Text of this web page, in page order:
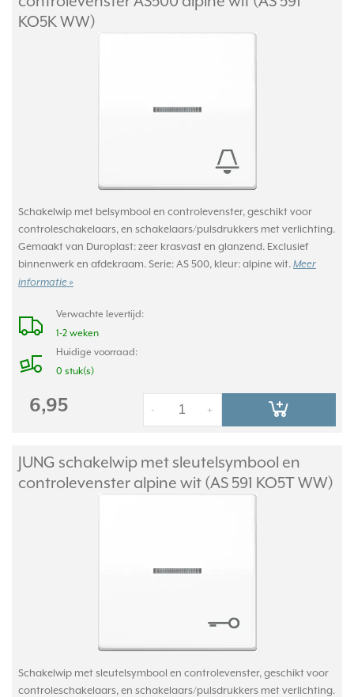
KO5K WW)
Schakelwip met belsymbool en controlevenster, geschikt voor
controleschakelaars, en schakelaars/pulsdrukkers met verlichting.
Gemaakt van Duroplast: zeer krasvast en glanzend. Exclusief
binnenwerk en afdekraam. Serie: AS 500, kleur: alpine wit. Meer
informatie »
Verwachte levertijd:
1-2 weken
Huidige voorraad:
0 stuk(s)
6,95 +
-
JUNG schakelwip met sleutelsymbool en
controlevenster alpine wit (AS 591 KO5T WW)
Schakelwip met sleutelsymbool en controlevenster, geschikt voor
controleschakelaars, en schakelaars/pulsdrukkers met verlichting.